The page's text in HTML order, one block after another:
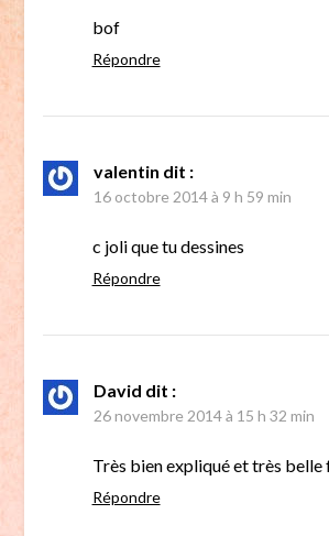
bof
Répondre
valentin dit :
16 octobre 2014 à 9 h 59 min
c joli que tu dessines
Répondre
David dit :
26 novembre 2014 à 15 h 32 min
Très bien expliqué et très belle
Répondre